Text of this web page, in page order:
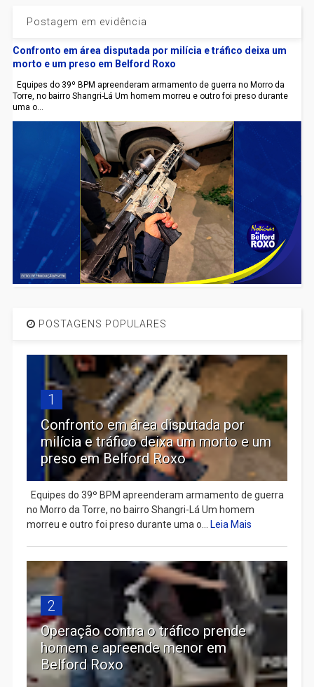
Postagem em evidência
Confronto em área disputada por milícia e tráfico deixa um
morto e um preso em Belford Roxo
Equipes do 39º BPM apreenderam armamento de guerra no Morro da
Torre, no bairro Shangri-Lá Um homem morreu e outro foi preso durante
uma o...
POSTAGENS POPULARES
1
Confronto em área disputada por
milícia e tráfico deixa um morto e um
preso em Belford Roxo
Equipes do 39º BPM apreenderam armamento de guerra
no Morro da Torre, no bairro Shangri-Lá Um homem
morreu e outro foi preso durante uma o...
Leia Mais
2
Operação contra o tráfico prende
homem e apreende menor em
Belford Roxo